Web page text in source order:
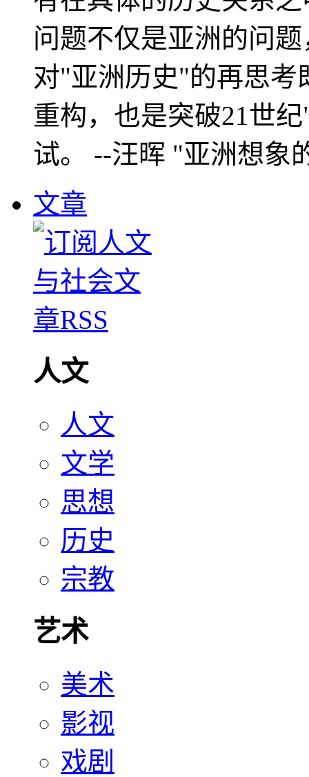
问题不仅是亚洲的问
对"亚洲历史"的再思考
重构，也是突破21世
试。 --汪晖 "亚洲想象
文章
人文
人文
文学
思想
历史
宗教
艺术
美术
影视
戏剧